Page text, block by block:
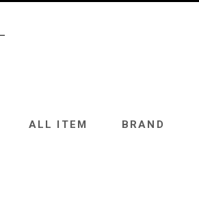
ALL ITEM BRAND
ALL ITEM